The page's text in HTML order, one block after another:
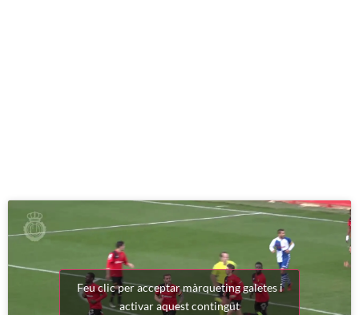
Feu clic per acceptar màrqueting galetes i
activar aquest contingut